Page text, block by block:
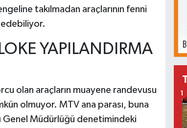
takılmadan araçlarının fenni
edebiliyor.
YAPILANDIRMA
olan araçların muayene randevusu
olmuyor. MTV ana parası, buna
Genel Müdürlüğü denetimindeki
1